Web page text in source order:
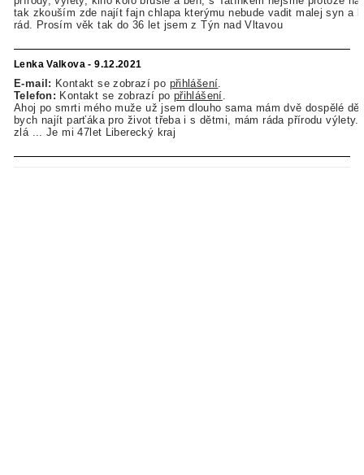
tak zkouším zde najít fajn chlapa kterýmu nebude vadit malej syn a
rád. Prosím věk tak do 36 let jsem z Týn nad Vltavou
Lenka Valkova - 9.12.2021
E-mail: Kontakt se zobrazí po přihlášení
Telefon: Kontakt se zobrazí po přihlášení
Ahoj po smrti mého muže už jsem dlouho sama mám dvě dospělé
bych najít parťáka pro život třeba i s dětmi, mám ráda přírodu
zlá ... Je mi 47let Liberecký kraj